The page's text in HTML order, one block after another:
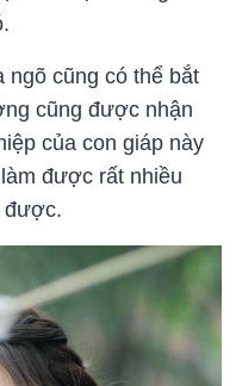
ngõ cũng có thể bắt
cũng được nhận
của con giáp này
được rất nhiều
được.